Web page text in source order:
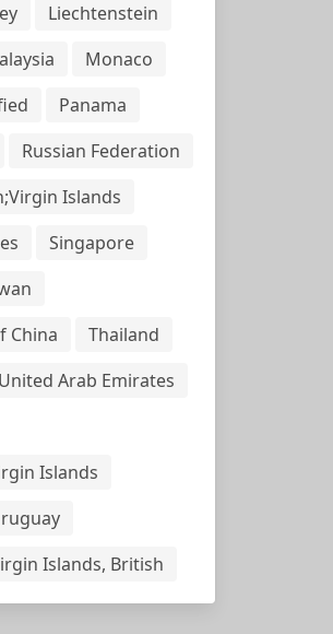
Liechtenstein
Monaco
Panama
Russian Federation
Islands
Singapore
China
Thailand
United Arab Emirates
Islands
Islands, British